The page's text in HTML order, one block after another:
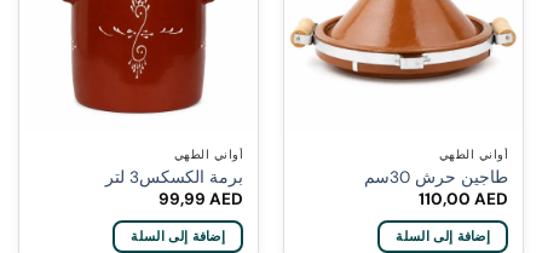
أواني الطهي
طاجين حرش 30سم
110,00AED
إضافة إلى السلة
أواني الطهي
برمة الكسكس3 لتر
99,99AED
إضافة إلى السلة